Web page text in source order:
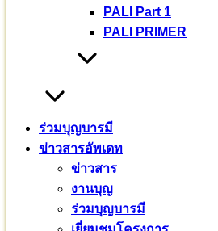
PALI Part 1
PALI PRIMER
ร่วมบุญบารมี
ข่าวสารอัพเดท
ข่าวสาร
งานบุญ
ร่วมบุญบารมี
ต้องสนองตอบต่อสังคม สภาพแวดล้อ
ออกแบบภูมิทัศน์ให้กลมกลืนกับวิทยา
ราชวิทยาลัย พระอาราม และโรงพยา
เพื่อสังคม ประเทศชาติ ศาสนา พระม